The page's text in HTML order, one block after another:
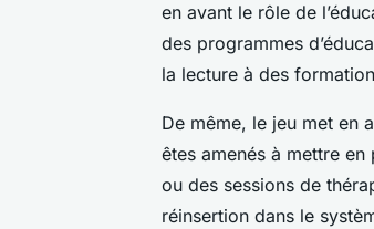
en avant le rôle de
des programmes
la lecture à des
De même, le jeu met en
êtes amenés à mettre
ou des sessions de
réinsertion dans le